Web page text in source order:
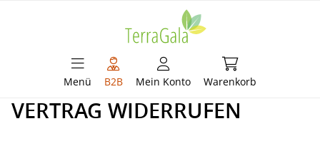
Menü B2B Mein Konto Warenkorb
Warenkorb
VERTRAG WIDERRUFEN